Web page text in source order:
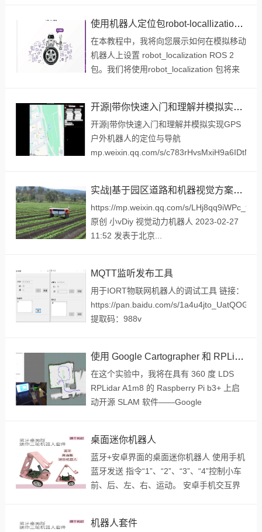
使用机器人定位包robot-locallization的robot_localization实现传感器融合ROS 2
在本教程中，我将向您展示如何在模拟移动
机器人上设置 robot_localization ROS 2
包。我们将使用robot_localization 包将来
开源|带你快速入门和理解并模拟实现GPS户外机器人的定位与导航
开源|带你快速入门和理解并模拟实现GPS
户外机器人的定位与导航
mp.weixin.qq.com/s/
实战|基于园区道路和机器视觉方案的自动驾驶机器人实战（上）
https://mp.weixin.qq.com/s/
原创 小vDiy 视觉动力机器人 2023-02-27
11:52 发表于北京...
MQTT监听发布工具
用于IORT物联网机器人的调试工具 链接：
https://pan.baidu.com/s/
提取码：988v
使用 Google Cartographer 和 RPLidar 与 Raspberry Pi 进行机器人SLAM建图
在这个实验中，我将在具有 360 度 LDS
RPLidar A1m8 的 Raspberry Pi b3+ 上启
动开源 SLAM 软件——Google
桌面迷你机器人
蓝牙+安卓界面的桌面迷你机器人 使用手机
蓝牙发送 指令“1”、“2”、“3”、“4”控制小车
前、后、左、右、运动。 安卓手机交互界
机器人套件